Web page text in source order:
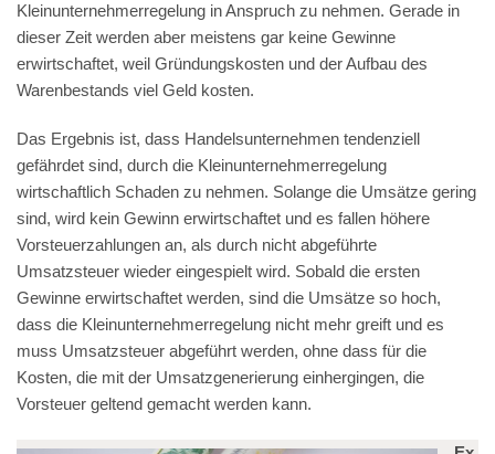
Kleinunternehmerregelung in Anspruch zu nehmen. Gerade in
dieser Zeit werden aber meistens gar keine Gewinne
erwirtschaftet, weil Gründungskosten und der Aufbau des
Warenbestands viel Geld kosten.
Das Ergebnis ist, dass Handelsunternehmen tendenziell
gefährdet sind, durch die Kleinunternehmerregelung
wirtschaftlich Schaden zu nehmen. Solange die Umsätze gering
sind, wird kein Gewinn erwirtschaftet und es fallen höhere
Vorsteuerzahlungen an, als durch nicht abgeführte
Umsatzsteuer wieder eingespielt wird. Sobald die ersten
Gewinne erwirtschaftet werden, sind die Umsätze so hoch,
dass die Kleinunternehmerregelung nicht mehr greift und es
muss Umsatzsteuer abgeführt werden, ohne dass für die
Kosten, die mit der Umsatzgenerierung einhergingen, die
Vorsteuer geltend gemacht werden kann.